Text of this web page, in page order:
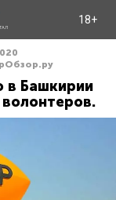
18+
в Башкирии